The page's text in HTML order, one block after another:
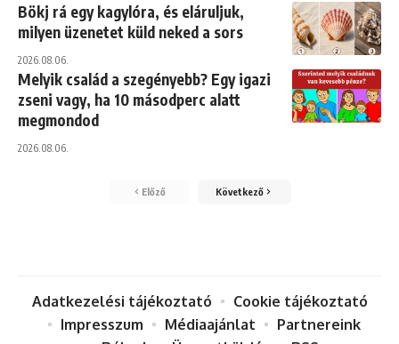
Bökj rá egy kagylóra, és eláruljuk,
milyen üzenetet küld neked a sors
2026.08.06.
Melyik család a szegényebb? Egy igazi
zseni vagy, ha 10 másodperc alatt
megmondod
2026.08.06.
Előző Következő
Adatkezelési tájékoztató
Cookie tájékoztató
Impresszum
Médiaajánlat
Partnereink